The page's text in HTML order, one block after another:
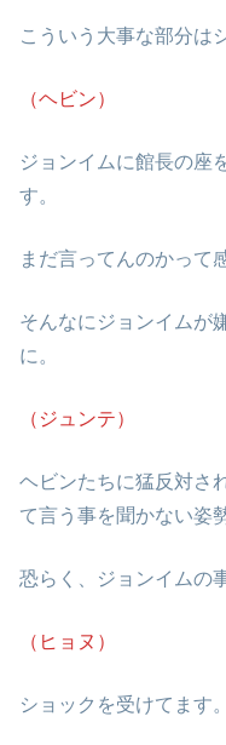
こういう大事な部分は
（ヘビン）
ジョンイムに館長の座
す。
まだ言ってんのかって
そんなにジョンイムが
に。
（ジュンテ）
ヘビンたちに猛反対さ
て言う事を聞かない姿
恐らく、ジョンイムの
（ヒョヌ）
ショックを受けてます。